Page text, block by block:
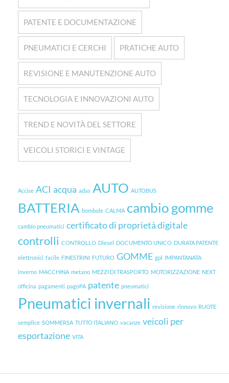
PATENTE E DOCUMENTAZIONE
PNEUMATICI E CERCHI PRATICHE AUTO
REVISIONE E MANUTENZIONE AUTO
TECNOLOGIA E INNOVAZIONI AUTO
TREND E NOVITÀ DEL SETTORE
VEICOLI STORICI E VINTAGE
Accise ACI acqua adas AUTO AUTOBUS
BATTERIA bombole CALMA cambio gomme
cambio pneumatici certificato di proprietà digitale
controlli CONTROLLO Diesel DOCUMENTO UNICO DURATA PATENTE
elettronici facile FINESTRINI FUTURO GOMME gpl IMPANTANATA
inverno MACCHINA metano MEZZI DI TRASPORTO MOTORIZZAZIONE NEXT
officina pagamenti pagoPA patente pneumatici
Pneumatici invernali revisione rinnovo RUOTE
semplice SOMMERSA TUTTO ITALIANO vacanze veicoli per
esportazione VITA